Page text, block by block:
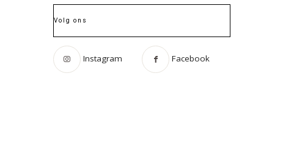
Volg ons
Instagram Facebook